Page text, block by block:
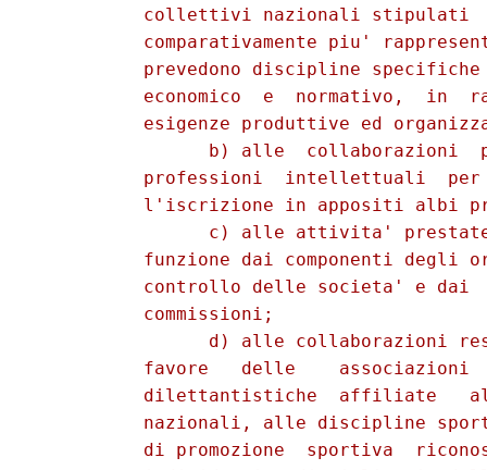
collettivi nazionali stipulati
comparativamente piu'
prevedono discipline
economico  e  normativo,  in
esigenze produttive ed
b) alle  collaborazioni
professioni  intellettuali
l'iscrizione in appositi albi
c) alle attivita'
funzione dai componenti degli
controllo delle societa' e dai
          commissioni;
d) alle collaborazioni
favore   delle    associazioni
dilettantistiche  affiliate
nazionali, alle discipline
di promozione  sportiva